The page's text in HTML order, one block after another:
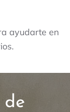
ayudarte en
de